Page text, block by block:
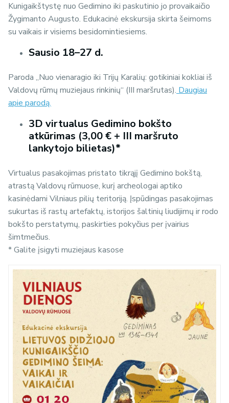
Kunigaikštystę nuo Gedimino iki paskutinio jo provaikaičio
Žygimanto Augusto. Edukacinė ekskursija skirta šeimoms
su vaikais ir visiems besidomintiesiems.
Sausio 18–27 d.
Paroda „Nuo vienaragio iki Trijų Karalių: gotikiniai kokliai iš
Valdovų rūmų muziejaus rinkinių“ (III maršrutas). Daugiau
apie parodą.
3D virtualus Gedimino bokšto
atkūrimas (3,00 € + III maršruto
lankytojo bilietas)*
Virtualus pasakojimas pristato tikrąjį Gedimino bokštą,
atrastą Valdovų rūmuose, kurį archeologai aptiko
kasinėdami Vilniaus pilių teritoriją. Įspūdingas pasakojimas
sukurtas iš rastų artefaktų, istorijos šaltinių liudijimų ir rodo
bokšto perstatymų, paskirties pokyčius per įvairius
šimtmečius.
* Galite įsigyti muziejaus kasose